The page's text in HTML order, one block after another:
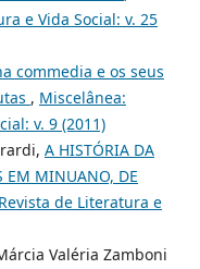
e Vida Social: v. 25
commedia e os seus
, Miscelânea:
v. 9 (2011)
A HISTÓRIA DA
EM MINUANO, DE
de Literatura e
Valéria Zamboni